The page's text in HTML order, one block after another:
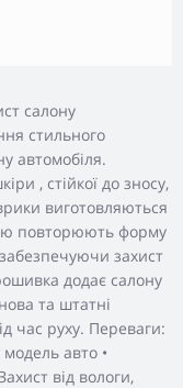
салону
стильного
автомобіля.
, стійкої до зносу,
виготовляються
повторюють форму
захист
додає салону
та штатні
час руху. Переваги:
авто •
від вологи,